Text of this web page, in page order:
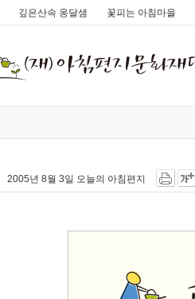
깊은산속 옹달샘 꽃피는 아침마을
2005년 8월 3일 오늘의 아침편지